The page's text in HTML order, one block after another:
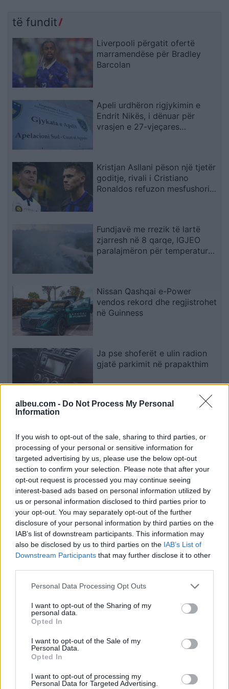
albeu.com - Do Not Process My Personal
Information
If you wish to opt-out of the sale, sharing to third parties, or
processing of your personal or sensitive information for
targeted advertising by us, please use the below opt-out
section to confirm your selection. Please note that after your
opt-out request is processed you may continue seeing
interest-based ads based on personal information utilized by
us or personal information disclosed to third parties prior to
your opt-out. You may separately opt-out of the further
disclosure of your personal information by third parties on the
IAB’s list of downstream participants. This information may
also be disclosed by us to third parties on the IAB’s List of
Downstream Participants that may further disclose it to other
Personal Data Processing Opt Outs
I want to opt-out of the Sharing of my
personal data.
Opted In
I want to opt-out of the Sale of my
Personal Data.
Opted In
I want to opt-out of processing my
Personal Data for Targeted Advertising.
të fundit
Liverpooli përgatit ofertë
marramendëse për Bradley
Barcolan
Apeli urdhëron rigjykimin e
Endrit Nikës, i dënuar për
vrasjen e 27-vjeçares
Kristjan Asllani pëson një tjetër
goditje, rivali i Cristiano
Ronaldos refuzon mesfushorin
Fundjavë me rrezik të lartë
zjarresh në 8 qarqe, IGJEO
paralajmëron për temperatura
Nissan Qashqai e-Power
vendos rekord dhe regjistrohet
në Guinness
Ja pse shoferët e ulin radion
gjatë parkimit në prapakthim
në aksidentin në Korenicë
Esim for Global
Esim for USA|Esim for Italy| Esim for Spain|Esim